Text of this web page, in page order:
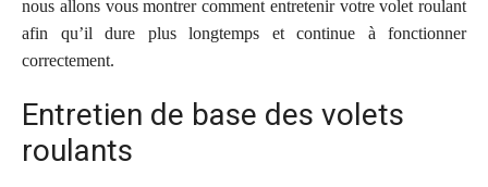
nous allons vous montrer comment entretenir votre volet roulant
afin qu’il dure plus longtemps et continue à fonctionner
correctement.
Entretien de base des volets
roulants